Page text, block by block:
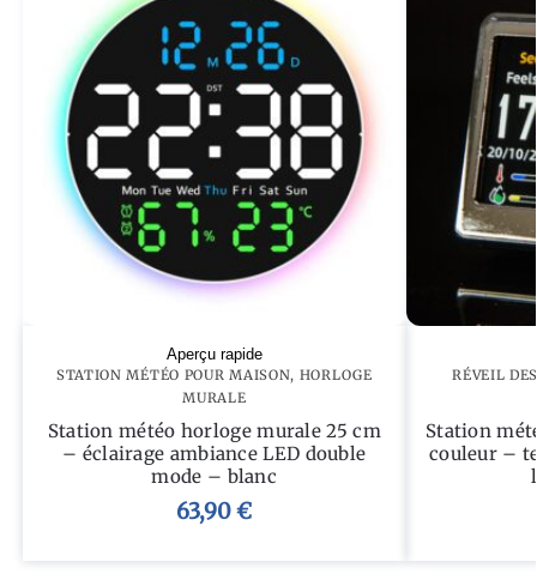
Aperçu rapide
STATION MÉTÉO POUR MAISON​, HORLOGE
MURALE
Station météo horloge murale 25 cm
– éclairage ambiance LED double
mode – blanc
63,90€
RÉVEIL
Station
couleur –